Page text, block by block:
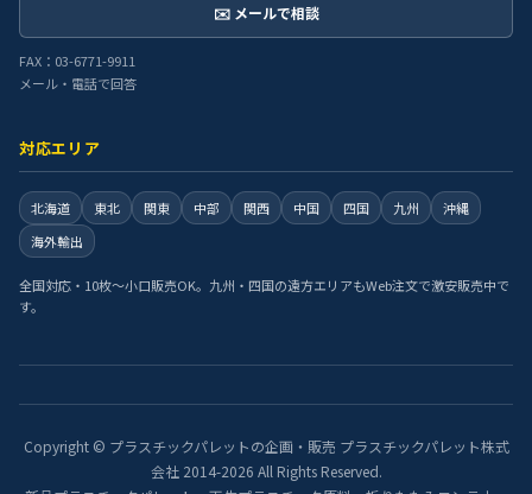
✉️ メールで相談
FAX：03-6771-9911
メール・電話で回答
対応エリア
北海道 東北 関東 中部 関西 中国 四国 九州
沖縄
海外輸出
全国対応・10枚〜小口販売OK。九州・四国の遠方エリアもWeb注文で激安販売中で
す。
Copyright © プラスチックパレットの企画・販売 プラスチックパレット株式
会社 2014-2026 All Rights Reserved.